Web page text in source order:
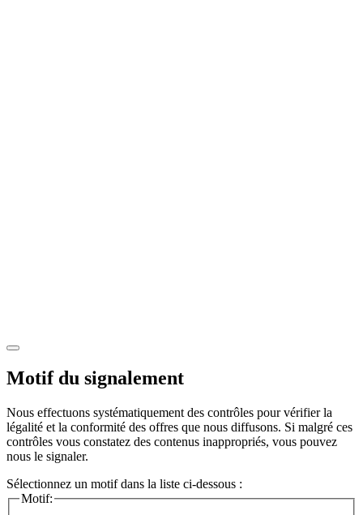
Motif du signalement
Nous effectuons systématiquement des contrôles pour vérifier la
légalité et la conformité des offres que nous diffusons. Si malgré ces
contrôles vous constatez des contenus inappropriés, vous pouvez
nous le signaler.
Sélectionnez un motif dans la liste ci-dessous :
Motif: